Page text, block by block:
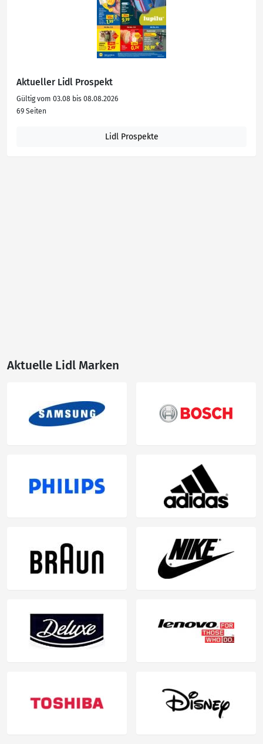
Aktueller Lidl Prospekt
Gültig vom 03.08 bis 08.08.2026
69 Seiten
Lidl Prospekte
Aktuelle Lidl Marken